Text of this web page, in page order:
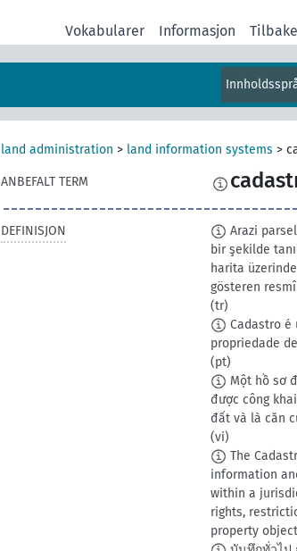
Vokabularer Informasjon
land administration > land information systems >
ANBEFALT TERM
DEFINISJON
Arazi
bir şekilde
harita
gösteren
(tr)
Cadastro é
propriedade
(pt)
Một hồ sơ
được công
đất và là căn
(vi)
The
information
within a
rights,
property